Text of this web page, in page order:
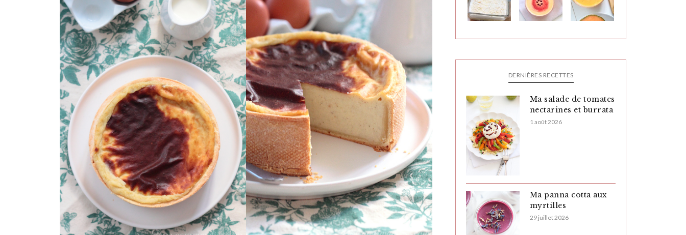
DERNIÈRES RECETTES
Ma salade de tomates
nectarines et burrata
1 août 2026
Ma panna cotta aux
myrtilles
29 juillet 2026